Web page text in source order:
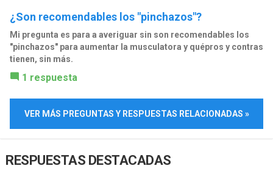
¿Son recomendables los "pinchazos"?
Mi pregunta es para a averiguar sin son recomendables los
"pinchazos" para aumentar la musculatora y quépros y contras
tienen, sin más.
1 respuesta
VER MÁS PREGUNTAS Y RESPUESTAS RELACIONADAS »
RESPUESTAS DESTACADAS